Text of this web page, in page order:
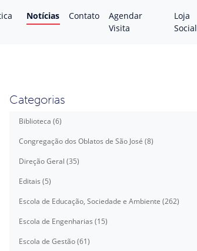
Notícias Contato
Agendar
Visita
Loja
Social
Categorias
Biblioteca (6)
Congregação dos Oblatos de São José (8)
Direção Geral (35)
Editais (5)
Escola de Educação, Sociedade e Ambiente (262)
Escola de Engenharias (15)
Escola de Gestão (61)